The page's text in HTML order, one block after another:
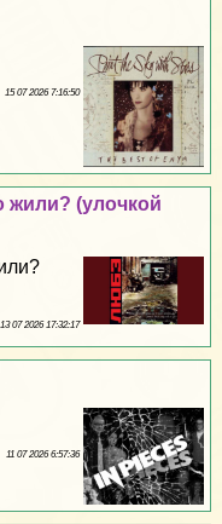
15 07 2026 7:16:50
жили? (улочкой
13 07 2026 17:32:17
11 07 2026 6:57:36